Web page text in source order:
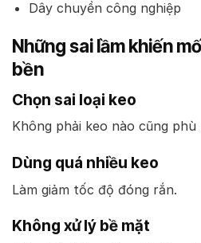
Dây chuyền công nghiệp
Những sai lầm khiến
bền
Chọn sai loại keo
Không phải keo nào cũng
Dùng quá nhiều keo
Làm giảm tốc độ đóng rắn.
Không xử lý bề mặt